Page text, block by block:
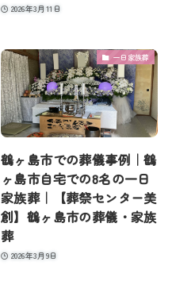
2026年3月11日
一日家族葬
鶴ヶ島市での葬儀事例｜鶴
ヶ島市自宅での8名の一日
家族葬｜【葬祭センター美
創】鶴ヶ島市の葬儀・家族
葬
2026年3月9日